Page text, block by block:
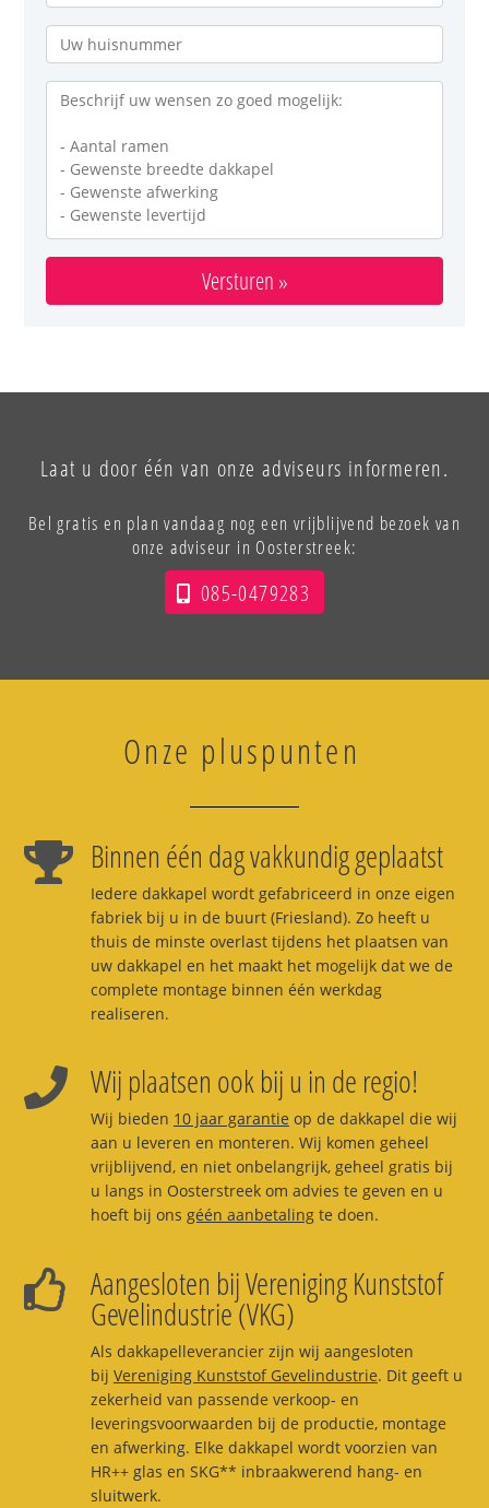
Versturen »
Laat u door één van onze adviseurs informeren.
Bel gratis en plan vandaag nog een vrijblijvend bezoek van
onze adviseur in Oosterstreek:
085-0479283
Onze pluspunten
Binnen één dag vakkundig geplaatst
Iedere dakkapel wordt gefabriceerd in onze eigen
fabriek bij u in de buurt (Friesland). Zo heeft u
thuis de minste overlast tijdens het plaatsen van
uw dakkapel en het maakt het mogelijk dat we de
complete montage binnen één werkdag
realiseren.
Wij plaatsen ook bij u in de regio!
Wij bieden 10 jaar garantie op de dakkapel die wij
aan u leveren en monteren. Wij komen geheel
vrijblijvend, en niet onbelangrijk, geheel gratis bij
u langs in Oosterstreek om advies te geven en u
hoeft bij ons géén aanbetalingte doen.
Aangesloten bij Vereniging Kunststof
Gevelindustrie (VKG)
Als dakkapelleverancier zijn wij aangesloten
bij Vereniging Kunststof Gevelindustrie. Dit geeft u
zekerheid van passende verkoop- en
leveringsvoorwaarden bij de productie, montage
en afwerking. Elke dakkapel wordt voorzien van
HR++ glas en SKG** inbraakwerend hang- en
sluitwerk.